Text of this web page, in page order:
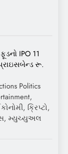
IPO 11
રૂ.
Politics
ક્રિપ્ટો,
મ્યુચ્યુઅલ